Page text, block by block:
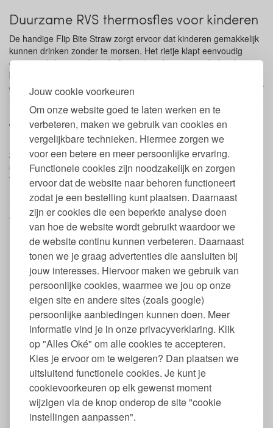
Jouw cookie voorkeuren
Om onze website goed te laten werken en te
verbeteren, maken we gebruik van cookies en
vergelijkbare technieken. Hiermee zorgen we
voor een betere en meer persoonlijke ervaring.
Functionele cookies zijn noodzakelijk en zorgen
ervoor dat de website naar behoren functioneert
zodat je een bestelling kunt plaatsen. Daarnaast
zijn er cookies die een beperkte analyse doen
van hoe de website wordt gebruikt waardoor we
de website continu kunnen verbeteren. Daarnaast
tonen we je graag advertenties die aansluiten bij
jouw interesses. Hiervoor maken we gebruik van
persoonlijke cookies, waarmee we jou op onze
eigen site en andere sites (zoals google)
persoonlijke aanbiedingen kunnen doen. Meer
informatie vind je in onze privacyverklaring. Klik
op "Alles Oké" om alle cookies te accepteren.
Kies je ervoor om te weigeren? Dan plaatsen we
uitsluitend functionele cookies. Je kunt je
cookievoorkeuren op elk gewenst moment
wijzigen via de knop onderop de site "cookie
instellingen aanpassen".
Duurzame RVS thermosfles voor kinderen
De handige Flip Bite Straw zorgt ervoor dat kinderen gemakkelijk
kunnen drinken zonder te morsen. Het rietje klapt eenvoudig
open en dicht, waardoor de fles ook onderweg goed afgesloten
blijft. Om te kunnen drinken dient er zachtjes op het mondstukje
gebeten te worden om het ventiel in het mondstukje te openen. Er
is ook een Flow drinktuit beschikbaar waarbij het ventiel in het
mondstukje automatisch opent bij zuigen. Deze vind je onderaan
de pagina bij 'Past bij'.
De fles is geschikt voor kinderen vanaf ongeveer 3 jaar. De
zachte siliconen drinktuit is vriendelijk voor kindermonden en
stimuleert zelfstandig drinken. En door het handvat is hij makkelijk
te dragen.
Eigenschappen RVS schoolbeker
thermosfles Thrive Flip Straw Thermosfles
Lekdicht wanneer tuit dicht geklapt is
Knoeidicht met opengeklapte tuit
Met Flip Bite Straw
Thermosfles van 18/8 RVS
Dop van veilig #5 polypropyleen, tuit gemaakt van
medische kwaliteit siliconen
Vrij van hormoonverstorende en andere schadelijke stoffen
zoals BPA, BPS, schadelijke weekmakers (incl. ftalaten),
formaldehyde, PVC en zware metalen
Met handig handvat
Dubbelwandig vacuüm geïsoleerde schoolbeker
We raden hete dranken af (ivm het rietje en
verbrandingsgevaar)
Fles mag in het bovenste rek van de vaatwasser, maar de
print blijft langer mooi door hem met de hand af te wassen
Dop mag in de vaatwasser